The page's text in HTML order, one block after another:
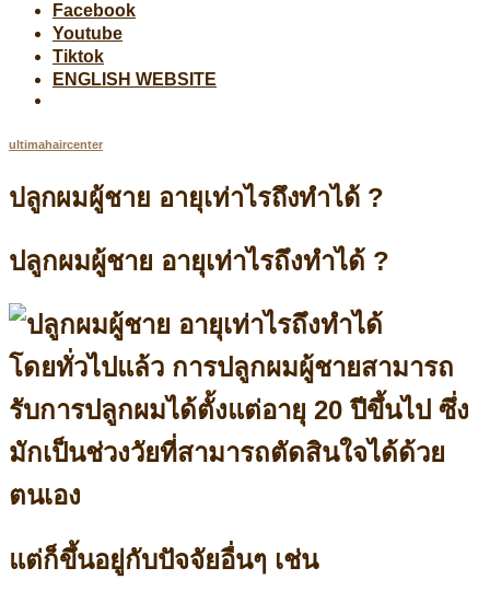
Facebook
Youtube
Tiktok
ENGLISH WEBSITE
ultimahaircenter
ปลูกผมผู้ชาย อายุเท่าไรถึงทำได้ ?
ปลูกผมผู้ชาย อายุเท่าไรถึงทำได้ ?
โดยทั่วไปแล้ว การปลูกผมผู้ชายสามารถ
รับการปลูกผมได้ตั้งแต่อายุ 20 ปีขึ้นไป ซึ่ง
มักเป็นช่วงวัยที่สามารถตัดสินใจได้ด้วย
ตนเอง
แต่ก็ขึ้นอยู่กับปัจจัยอื่นๆ เช่น